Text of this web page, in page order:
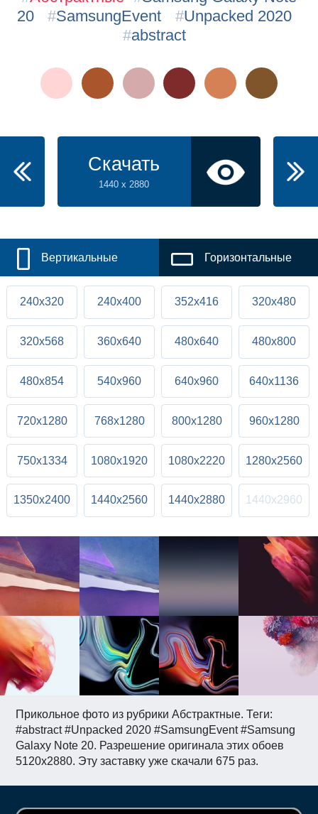
Прикольное фото из рубрики Абстрактные. Теги:
#abstract #Unpacked 2020 #SamsungEvent #Samsung
Galaxy Note 20. Разрешение оригинала этих обоев
5120x2880. Эту заставку уже скачали 675 раз.
20
#SamsungEvent #Unpacked 2020
#abstract
Скачать
1440 x 2880
Вертикальные Горизонтальные
240x320 240x400 352x416 320x480
320x568 360x640 480x640 480x800
480x854 540x960 640x960 640x1136
720x1280 768x1280 800x1280 960x1280
750x1334 1080x1920 1080x2220 1280x2560
1350x2400 1440x2560 1440x2880 1440x2960